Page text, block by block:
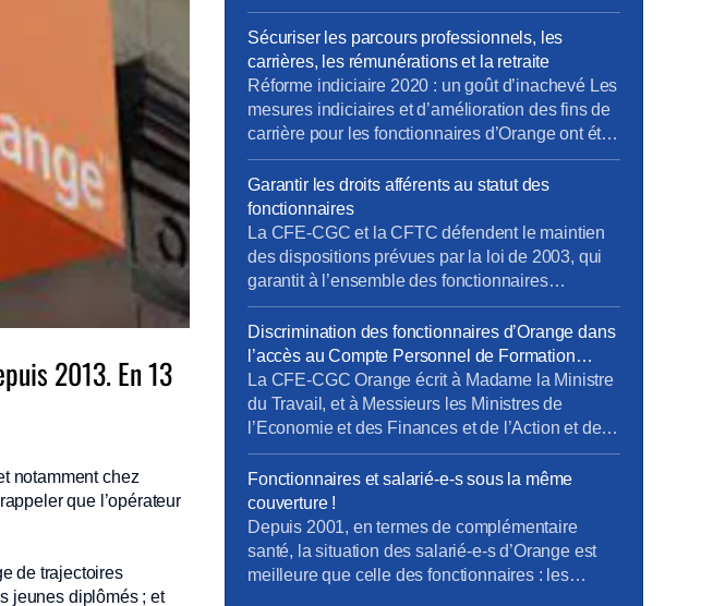
2013. En 13
notamment chez
que l’opérateur
de trajectoires
jeunes diplômés ; et
qui s’appliquent aux fonctionnaires de
l’entreprise, avant validation par le Ministère. La
CFE-CGC et la CFTC dénoncent ce
fonctionnement, qui constitue une atteinte à un
principe fondamental du droit : nul ne devrait être
à la […]
Sécuriser les parcours professionnels, les
carrières, les rémunérations et la retraite
Réforme indiciaire 2020 : un goût d’inachevé Les
mesures indiciaires et d’amélioration des fins de
carrière pour les fonctionnaires d’Orange ont été
mises en place en décembre 2020, un an après
la Fonction Publique d’État… et en laissant de
côté les statuts de fonction (IV.3 et au-delà). La
CFE-CGC Orange et la CFTC continuent de se
[…]
Garantir les droits afférents au statut des
fonctionnaires
La CFE-CGC et la CFTC défendent le maintien
des dispositions prévues par la loi de 2003, qui
garantit à l’ensemble des fonctionnaires
d’Orange qu’ils et elles garderont leur statut
jusqu’à la fin de leur activité.
Discrimination des fonctionnaires d’Orange dans
l’accès au Compte Personnel de Formation
(CPF)
La CFE-CGC Orange écrit à Madame la Ministre
du Travail, et à Messieurs les Ministres de
l’Economie et des Finances et de l’Action et des
Comptes Publics La « loi pour la liberté de
choisir son avenir professionnel » du 05
septembre 2018, qui a pour ambition une
nouvelle société de compétences, réforme la
formation professionnelle en promettant, […]
Fonctionnaires et salarié-e-s sous la même
couverture !
Depuis 2001, en termes de complémentaire
santé, la situation des salarié-e-s d’Orange est
meilleure que celle des fonctionnaires : les